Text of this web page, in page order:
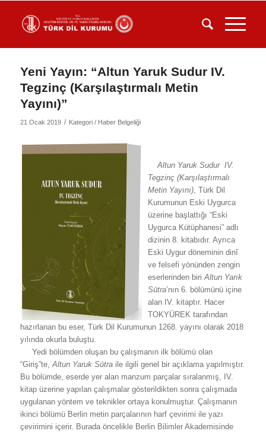
Yeni Yayın: “Altun Yaruk Sudur IV.
Tegzinç (Karşılaştırmalı Metin
Yayını)”
21 Ocak 2019 / Kategori / Haber Belgeliği
Altun Yaruk Sudur IV.
Tegzinç (Karşılaştırmalı
Metin Yayını), Türk Dil
Kurumunun Eski Uygurca
üzerine başlattığı “Eski
Uygurca Kütüphanesi” adlı
dizinin 8. kitabıdır. Ayrıca
Eski Uygur döneminin dinî
ve felsefi yönünden zengin
eserlerinden biriAltun Yarık
Sūtra’nın 6. bölümünü içine
alan IV. kitaptır. Hacer
TOKYÜREK tarafından
hazırlanan bu eser, Türk Dil Kurumunun 1268. yayını olarak 2018
yılında okurla buluştu.
Yedi bölümden oluşan bu çalışmanın ilk bölümü olan
“Giriş”te,Altun Yaruk Sūtraile ilgili genel bir açıklama yapılmıştır.
Bu bölümde, eserde yer alan manzum parçalar sıralanmış, IV.
kitap üzerine yapılan çalışmalar gösterildikten sonra çalışmada
uygulanan yöntem ve teknikler ortaya konulmuştur. Çalışmanın
ikinci bölümü Berlin metin parçalarının harf çevirimi ile yazı
çevirimini içerir. Burada öncelikle Berlin Bilimler Akademisinde